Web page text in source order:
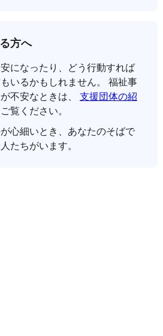
方へ
になったり、どう行動すれば
いるかもしれません。 福祉事
不安なときは、 支援団体の紹
覧ください。
心細いとき、あなたのそばで
たちがいます。